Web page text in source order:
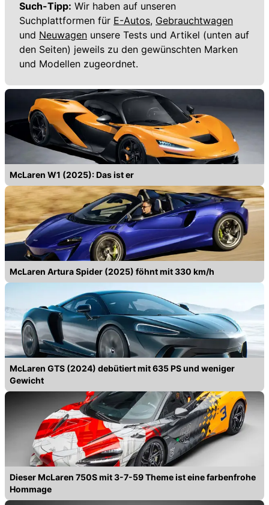
Such-Tipp: Wir haben auf unseren
Suchplattformen für E-Autos, Gebrauchtwagen
und Neuwagen unsere Tests und Artikel (unten auf
den Seiten) jeweils zu den gewünschten Marken
und Modellen zugeordnet.
McLaren W1 (2025): Das ist er
McLaren Artura Spider (2025) föhnt mit 330 km/h
McLaren GTS (2024) debütiert mit 635 PS und weniger
Gewicht
Dieser McLaren 750S mit 3-7-59 Theme ist eine farbenfrohe
Hommage